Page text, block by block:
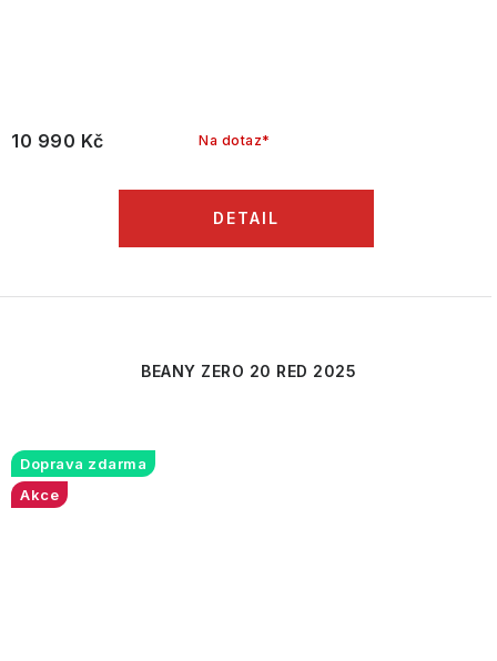
Na dotaz*
10 990 Kč
BEANY ZERO 20 RED 2025
Doprava zdarma
Akce